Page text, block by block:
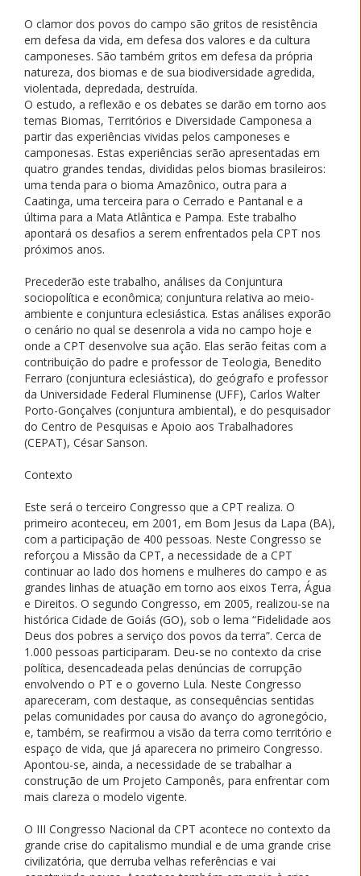
O clamor dos povos do campo são gritos de resistência
em defesa da vida, em defesa dos valores e da cultura
camponeses. São também gritos em defesa da própria
natureza, dos biomas e de sua biodiversidade agredida,
violentada, depredada, destruída.
O estudo, a reflexão e os debates se darão em torno aos
temas Biomas, Territórios e Diversidade Camponesa a
partir das experiências vividas pelos camponeses e
camponesas. Estas experiências serão apresentadas em
quatro grandes tendas, divididas pelos biomas brasileiros:
uma tenda para o bioma Amazônico, outra para a
Caatinga, uma terceira para o Cerrado e Pantanal e a
última para a Mata Atlântica e Pampa. Este trabalho
apontará os desafios a serem enfrentados pela CPT nos
próximos anos.
Precederão este trabalho, análises da Conjuntura
sociopolítica e econômica; conjuntura relativa ao meio-
ambiente e conjuntura eclesiástica. Estas análises exporão
o cenário no qual se desenrola a vida no campo hoje e
onde a CPT desenvolve sua ação. Elas serão feitas com a
contribuição do padre e professor de Teologia, Benedito
Ferraro (conjuntura eclesiástica), do geógrafo e professor
da Universidade Federal Fluminense (UFF), Carlos Walter
Porto-Gonçalves (conjuntura ambiental), e do pesquisador
do Centro de Pesquisas e Apoio aos Trabalhadores
(CEPAT), César Sanson.
Contexto
Este será o terceiro Congresso que a CPT realiza. O
primeiro aconteceu, em 2001, em Bom Jesus da Lapa (BA),
com a participação de 400 pessoas. Neste Congresso se
reforçou a Missão da CPT, a necessidade de a CPT
continuar ao lado dos homens e mulheres do campo e as
grandes linhas de atuação em torno aos eixos Terra, Água
e Direitos. O segundo Congresso, em 2005, realizou-se na
histórica Cidade de Goiás (GO), sob o lema “Fidelidade aos
Deus dos pobres a serviço dos povos da terra”. Cerca de
1.000 pessoas participaram. Deu-se no contexto da crise
política, desencadeada pelas denúncias de corrupção
envolvendo o PT e o governo Lula. Neste Congresso
apareceram, com destaque, as consequências sentidas
pelas comunidades por causa do avanço do agronegócio,
e, também, se reafirmou a visão da terra como território e
espaço de vida, que já aparecera no primeiro Congresso.
Apontou-se, ainda, a necessidade de se trabalhar a
construção de um Projeto Camponês, para enfrentar com
mais clareza o modelo vigente.
O III Congresso Nacional da CPT acontece no contexto da
grande crise do capitalismo mundial e de uma grande crise
civilizatória, que derruba velhas referências e vai